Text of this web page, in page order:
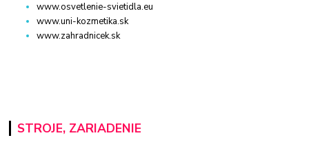
www.osvetlenie-svietidla.eu
www.uni-kozmetika.sk
www.zahradnicek.sk
STROJE, ZARIADENIE